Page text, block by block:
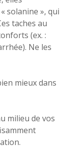
solanine », qui
taches au
(ex. :
Ne les
mieux dans
milieu de vos